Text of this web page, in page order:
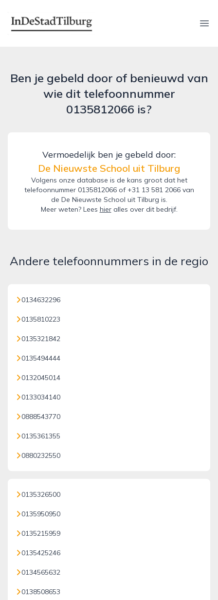
indestadtilburg.nl
Ben je gebeld door of benieuwd van
wie dit telefoonnummer
0135812066 is?
Vermoedelijk ben je gebeld door:
De Nieuwste School uit Tilburg
Volgens onze database is de kans groot dat het
telefoonnummer 0135812066 of +31 13 581 2066 van
de De Nieuwste School uit Tilburg is.
Meer weten? Lees hieralles over dit bedrijf.
Andere telefoonnummers in de regio
0134632296
0135810223
0135321842
0135494444
0132045014
0133034140
0888543770
0135361355
0880232550
0135326500
0135950950
0135215959
0135425246
0134565632
0138508653